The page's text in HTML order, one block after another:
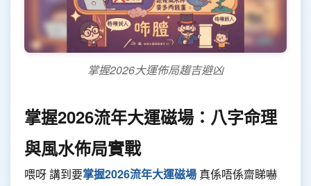
掌握2026大運佈局趨吉避凶
掌握2026流年大運磁場：八字命理
與風水佈局實戰
喂呀 講到要掌握2026流年大運磁場 真係唔係齋睇嚇